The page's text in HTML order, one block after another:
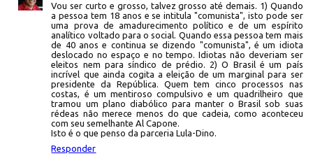
Vou ser curto e grosso, talvez grosso até demais. 1) Quando
a pessoa tem 18 anos e se intitula "comunista", isto pode ser
uma prova de amadurecimento político e de um espírito
analítico voltado para o social. Quando essa pessoa tem mais
de 40 anos e continua se dizendo "comunista", é um idiota
deslocado no espaço e no tempo. Idiotas não deveriam ser
eleitos nem para síndico de prédio. 2) O Brasil é um país
incrível que ainda cogita a eleição de um marginal para ser
presidente da República. Quem tem cinco processos nas
costas, é um mentiroso compulsivo e um quadrilheiro que
tramou um plano diabólico para manter o Brasil sob suas
rédeas não merece menos do que cadeia, como aconteceu
com seu semelhante Al Capone.
Isto é o que penso da parceria Lula-Dino.
Responder